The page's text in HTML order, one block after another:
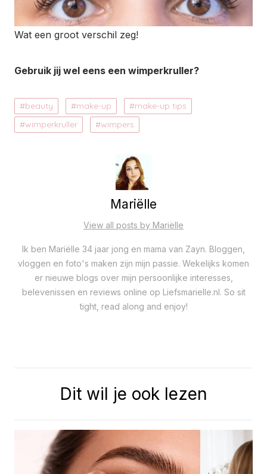
Wat een groot verschil zeg!
Gebruik jij wel eens een wimperkruller?
beauty make-up
make-up tips
wimperkruller
wimpers
Mariëlle
View all posts by Mariëlle
Ik ben Mariëlle 34 jaar jong en mama van Zayn. Bloggen,
vloggen en foto's maken zijn mijn passie. Wekelijks komen
er nieuwe blogs over mijn persoonlijke interesses,
belevenissen en reviews online op Liefsmarielle.nl. So sit
tight, read along and enjoy!
Dit wil je ook lezen